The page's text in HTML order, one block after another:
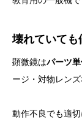
壊れていても
顕微鏡はパーツ
ージ・対物レン
動作不良でも適